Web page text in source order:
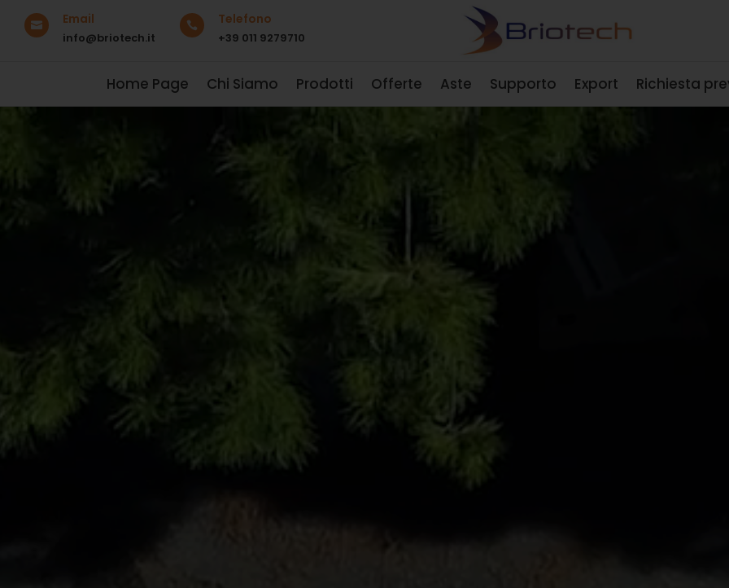
 Email
info@briotech.it
 Telefono
+39 011 9279710
Home Page Chi Siamo Prodotti Offerte Aste Supporto Export Richiesta